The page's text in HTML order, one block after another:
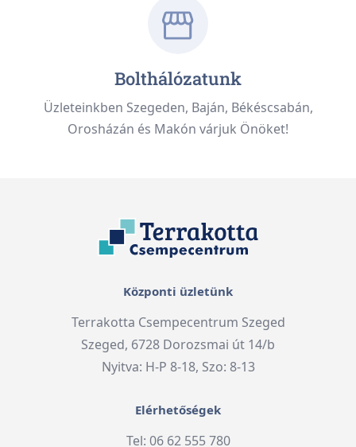
Bolthálózatunk
Üzleteinkben Szegeden, Baján, Békéscsabán,
Orosházán és Makón várjuk Önöket!
Központi üzletünk
Terrakotta Csempecentrum Szeged
Szeged, 6728 Dorozsmai út 14/b
Nyitva: H-P 8-18, Szo: 8-13
Elérhetőségek
Tel: 06 62 555 780